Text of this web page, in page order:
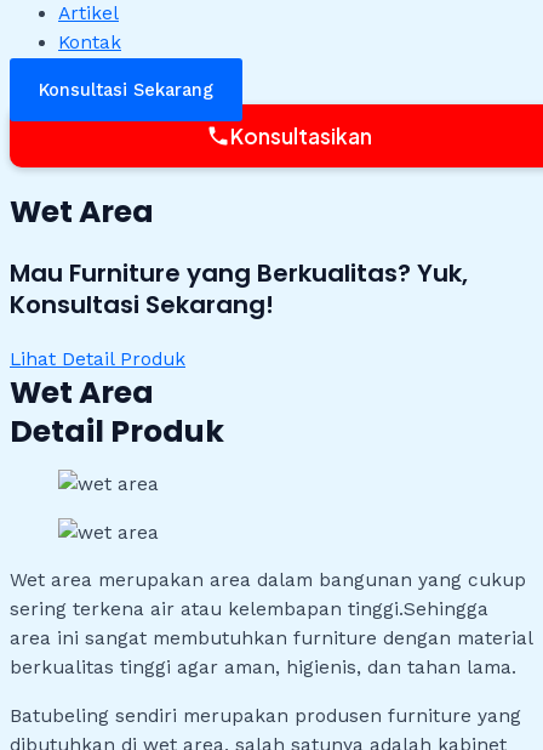
Artikel
Kontak
Konsultasi Sekarang
phoneKonsultasikan
Wet Area
Mau Furniture yang Berkualitas? Yuk,
Konsultasi Sekarang!
Lihat Detail Produk
Wet Area
Detail Produk
Wet area merupakan area dalam bangunan yang cukup
sering terkena air atau kelembapan tinggi.Sehingga
area ini sangat membutuhkan furniture dengan material
berkualitas tinggi agar aman, higienis, dan tahan lama.
Batubeling sendiri merupakan produsen furniture yang
dibutuhkan di wet area, salah satunya adalah kabinet